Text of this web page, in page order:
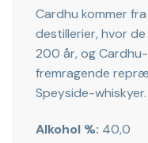
Cardhu kommer
destillerier, hvor
200 år, og
fremragende
Speyside-whiskyer.
Alkohol %: 40,0